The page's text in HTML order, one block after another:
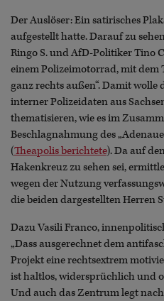
Der Auslöser: Ein satirisches
aufgestellt hatte. Darauf zu
Ringo S. und AfD-Politiker Tino
einem Polizeimotorrad, mit dem
ganz rechts außen“. Damit wolle
interner Polizeidaten aus
thematisieren, wie es im
Beschlagnahmung des
(Theapolis berichtete). Da auf
Hakenkreuz zu sehen sei,
wegen der Nutzung
die beiden dargestellten Herren
Dazu Vasili Franco,
„Dass ausgerechnet dem
Projekt eine rechtsextrem
ist haltlos, widersprüchlich und
Und auch das Zentrum legt